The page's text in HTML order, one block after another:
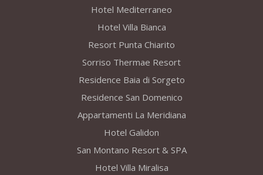
Hotel Mediterraneo
Hotel Villa Bianca
Resort Punta Chiarito
Sorriso Thermae Resort
Residence Baia di Sorgeto
Residence San Domenico
Appartamenti La Meridiana
Hotel Galidon
San Montano Resort & SPA
Hotel Villa Miralisa